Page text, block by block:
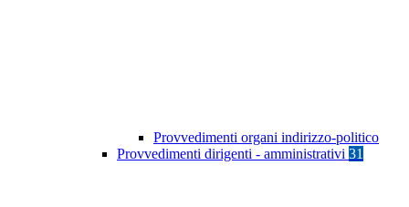
Provvedimenti organi indirizzo-politico
Provvedimenti dirigenti - amministrativi 31